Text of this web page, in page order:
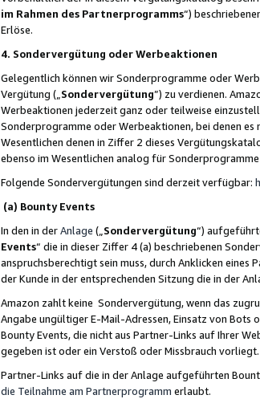
im Rahmen des Partnerprogramms“)
Erlöse.
4. Sondervergütung oder Werbeaktionen
Gelegentlich können wir Sonderprogramme oder
Vergütung („ Sondervergütung”) zu verdienen.
Werbeaktionen jederzeit ganz oder teilweise
Sonderprogramme oder Werbeaktionen, bei denen
Wesentlichen denen in Ziffer 2 dieses
ebenso im Wesentlichen analog für
Folgende Sondervergütungen sind derzeit verfügbar:
(a) Bounty Events
In den in derAnlage („ Sondervergütung“)
Events“ die in dieser Ziffer 4 (a) beschriebenen
anspruchsberechtigt sein muss, durch Anklicken
der Kunde in der entsprechenden Sitzung die in der
Amazon zahlt keine Sondervergütung, wenn das
Angabe ungültiger E-Mail-Adressen, Einsatz von Bots
Bounty Events, die nicht aus Partner-Links auf Ihrer
gegeben ist oder ein Verstoß oder Missbrauch vorliegt.
Partner-Links auf die in der Anlage aufgeführten
die Teilnahme am Partnerprogramm erlaubt.